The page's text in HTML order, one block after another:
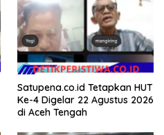
Teknologi, dan Kepastian
Hukum Menuju Indonesia
Emas 2045
Satupena.co.id Tetapkan HUT
Ke-4 Digelar 22 Agustus 2026
di Aceh Tengah